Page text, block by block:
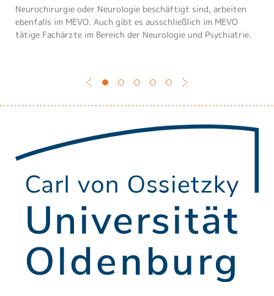
Neurochirurgie oder Neurologie beschäftigt sind, arbeiten
ebenfalls im MEVO. Auch gibt es ausschließlich im MEVO
tätige Fachärzte im Bereich der Neurologie und Psychiatrie.
Überweisungsschein in unsere Einrichtung kommen. Bitte
halten Sie dann Ihre aktuelle Krankenversichertenkarte für
uns bereit.
Genesung des Patienten hilfreich ist, wenn die behandelnden
Haus- und Fachärzte in das Therapiekonzept mit
eingebunden sind.